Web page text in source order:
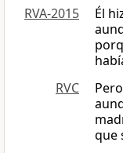
RVA-2015
Él
RVC
que